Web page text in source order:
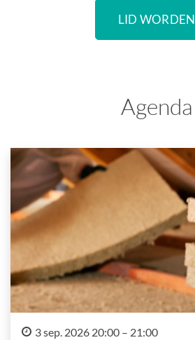
LID WORDEN
Agenda
3 sep. 2026 20:00 – 21:00